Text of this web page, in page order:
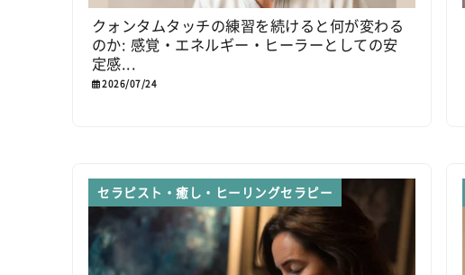
クォンタムタッチの練習を続けると何が変わる
のか: 感覚・エネルギー・ヒーラーとしての安
定感...
2026/07/24
セラピスト・癒し・ヒーリングセラピー